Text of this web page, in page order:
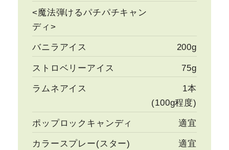
<魔法弾けるパチパチキャン
ディ>
バニラアイス 200g
ストロベリーアイス 75g
ラムネアイス
1本
(100g程度)
ポップロックキャンディ 適宜
カラースプレー(スター) 適宜